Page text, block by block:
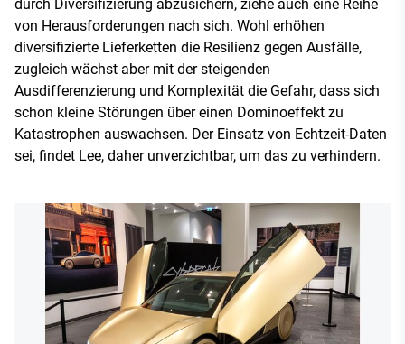
durch Diversifizierung abzusichern, ziehe auch eine Reihe
von Herausforderungen nach sich. Wohl erhöhen
diversifizierte Lieferketten die Resilienz gegen Ausfälle,
zugleich wächst aber mit der steigenden
Ausdifferenzierung und Komplexität die Gefahr, dass sich
schon kleine Störungen über einen Dominoeffekt zu
Katastrophen auswachsen. Der Einsatz von Echtzeit-Daten
sei, findet Lee, daher unverzichtbar, um das zu verhindern.